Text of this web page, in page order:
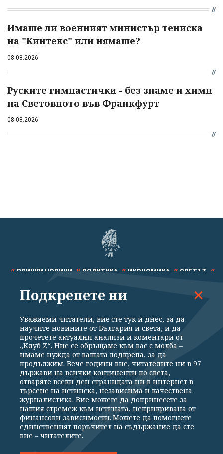
Имаше ли военният министър тениска
на "Кинтекс" или нямаше?
08.08.2026
Руските гимнастички - без знаме и химн
на Световното във Франкфурт
08.08.2026
ВСИЧКИ НОВИНИ ПОЛИТИКА ИКОНОМИКА СВЕТЪТ
СПОРТ КУЛТУРА ТЕХНОЛОГИИ КАЛЕЙДОСКОП
Общи условия
Политика за поверителност
Реклама
Партньори Контакти
За Клуб Z
Екип
Подкрепете ни
Издател на www.clubz.bg е „Клуб Зебра Медия“ ЕООД, София, ул. "Алеко
Константинов" 3. Всички права запазени 2026 „Клуб Зебра Медия“
Препечатването на материали, снимки и видео от www.clubz.bg без
Подкрепете ни
Уважаеми читатели, вие сте тук и днес, за да
научите новините от България и света, и да
прочетете актуални анализи и коментари от
„Клуб Z“. Ние се обръщаме към вас с молба –
имаме нужда от вашата подкрепа, за да
продължим. Вече години вие, читателите ни в 97
държави на всички континенти по света,
отваряте всеки ден страницата ни в интернет в
търсене на истинска, независима и качествена
журналистика. Вие можете да допринесете за
нашия стремеж към истината, неприкривана от
финансови зависимости. Можете да помогнете
единственият поръчител на съдържание да сте
вие – читателите.